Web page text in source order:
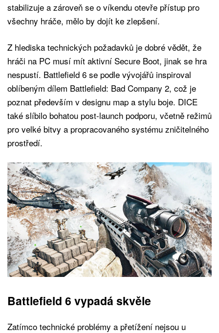
stabilizuje a zároveň se o víkendu otevře přístup pro
všechny hráče, mělo by dojít ke zlepšení.
Z hlediska technických požadavků je dobré vědět, že
hráči na PC musí mít aktivní Secure Boot, jinak se hra
nespustí. Battlefield 6 se podle vývojářů inspiroval
oblíbeným dílem Battlefield: Bad Company 2, což je
poznat především v designu map a stylu boje. DICE
také slíbilo bohatou post-launch podporu, včetně režimů
pro velké bitvy a propracovaného systému zničitelného
prostředí.
Battlefield 6 vypadá skvěle
Zatímco technické problémy a přetížení nejsou u